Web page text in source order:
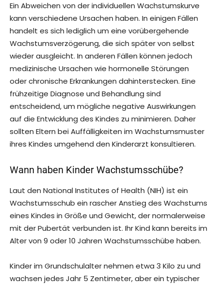
Ein Abweichen von der individuellen Wachstumskurve
kann verschiedene Ursachen haben. In einigen Fällen
handelt es sich lediglich um eine vorübergehende
Wachstumsverzögerung, die sich später von selbst
wieder ausgleicht. In anderen Fällen können jedoch
medizinische Ursachen wie hormonelle Störungen
oder chronische Erkrankungen dahinterstecken. Eine
frühzeitige Diagnose und Behandlung sind
entscheidend, um mögliche negative Auswirkungen
auf die Entwicklung des Kindes zu minimieren. Daher
sollten Eltern bei Auffälligkeiten im Wachstumsmuster
ihres Kindes umgehend den Kinderarzt konsultieren.
Wann haben Kinder Wachstumsschübe?
Laut den National Institutes of Health (NIH) ist ein
Wachstumsschub ein rascher Anstieg des Wachstums
eines Kindes in Größe und Gewicht, der normalerweise
mit der Pubertät verbunden ist. Ihr Kind kann bereits im
Alter von 9 oder 10 Jahren Wachstumsschübe haben.
Kinder im Grundschulalter nehmen etwa 3 Kilo zu und
wachsen jedes Jahr 5 Zentimeter, aber ein typischer